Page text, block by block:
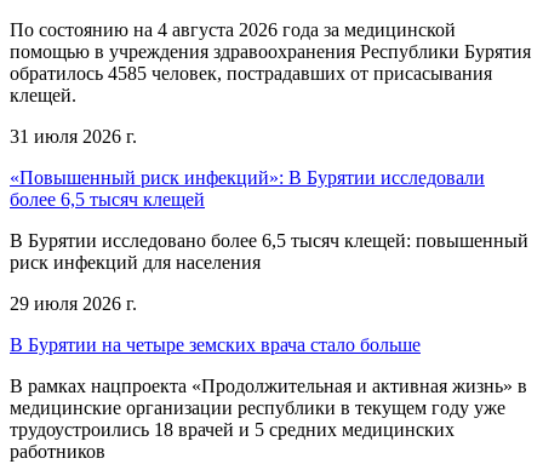
По состоянию на 4 августа 2026 года за медицинской
помощью в учреждения здравоохранения Республики Бурятия
обратилось 4585 человек, пострадавших от присасывания
клещей.
31 июля 2026 г.
«Повышенный риск инфекций»: В Бурятии исследовали
более 6,5 тысяч клещей
В Бурятии исследовано более 6,5 тысяч клещей: повышенный
риск инфекций для населения
29 июля 2026 г.
В Бурятии на четыре земских врача стало больше
В рамках нацпроекта «Продолжительная и активная жизнь» в
медицинские организации республики в текущем году уже
трудоустроились 18 врачей и 5 средних медицинских
работников